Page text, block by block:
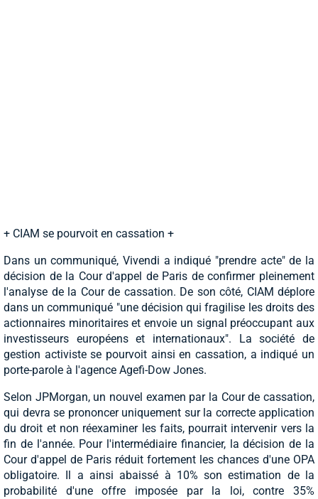
+ CIAM se pourvoit en cassation +
Dans un communiqué, Vivendi a indiqué "prendre acte" de la
décision de la Cour d'appel de Paris de confirmer pleinement
l'analyse de la Cour de cassation. De son côté, CIAM déplore
dans un communiqué "une décision qui fragilise les droits des
actionnaires minoritaires et envoie un signal préoccupant aux
investisseurs européens et internationaux". La société de
gestion activiste se pourvoit ainsi en cassation, a indiqué un
porte-parole à l'agence Agefi-Dow Jones.
Selon JPMorgan, un nouvel examen par la Cour de cassation,
qui devra se prononcer uniquement sur la correcte application
du droit et non réexaminer les faits, pourrait intervenir vers la
fin de l'année. Pour l'intermédiaire financier, la décision de la
Cour d'appel de Paris réduit fortement les chances d'une OPA
obligatoire. Il a ainsi abaissé à 10% son estimation de la
probabilité d'une offre imposée par la loi, contre 35%